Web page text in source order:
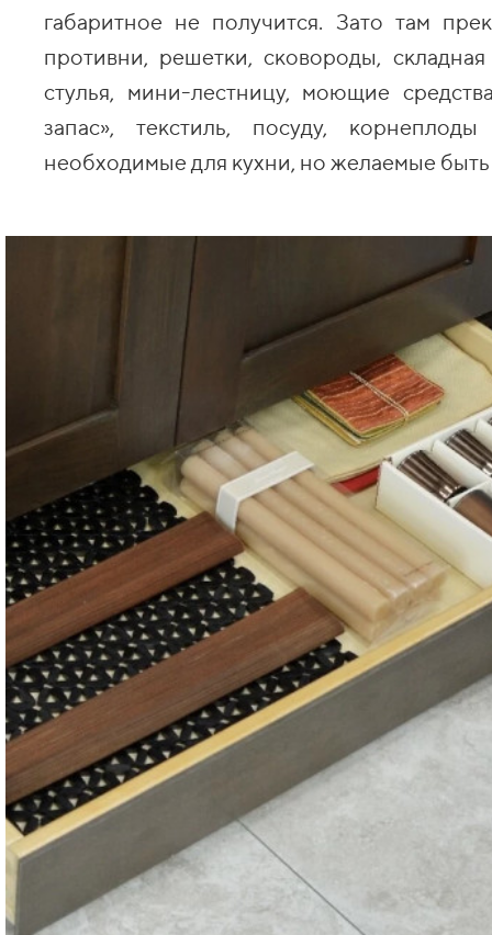
габаритное не получится. Зато там
противни, решетки, сковороды,
стулья, мини-лестницу, моющие
запас», текстиль, посуду,
необходимые для кухни, но желаемые